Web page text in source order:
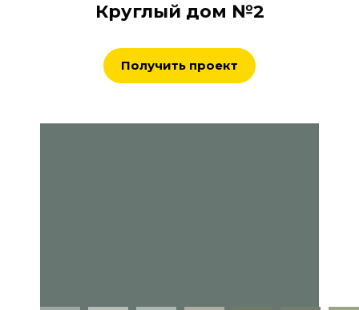
Круглый дом №2
Получить проект